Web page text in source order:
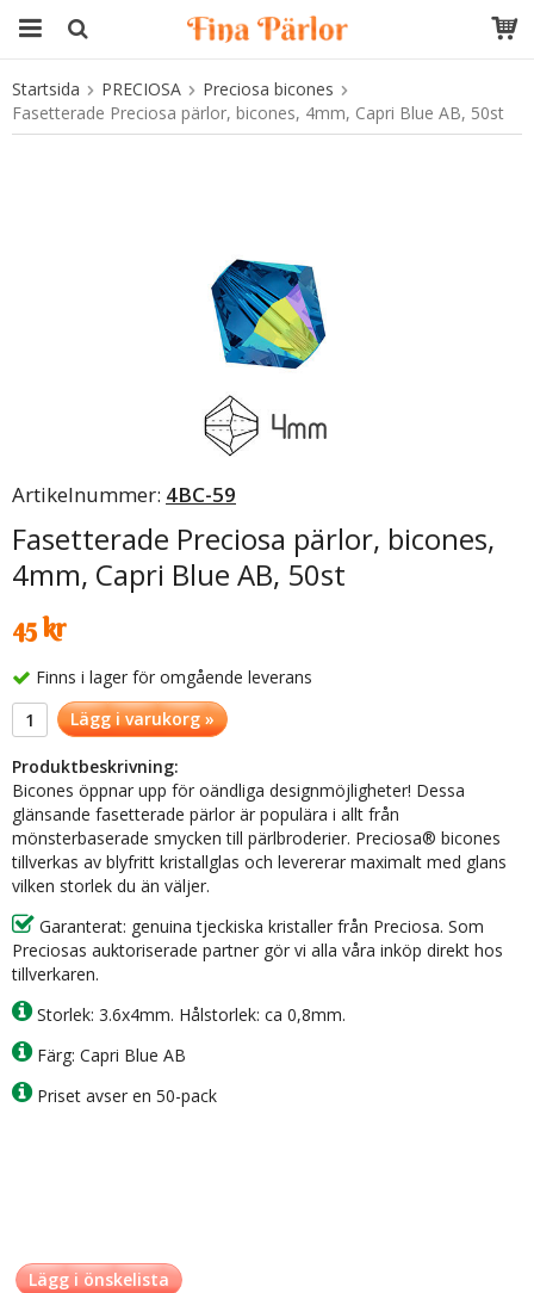
Produkten har blivit tillagd i varukorgen
Startsida PRECIOSA
Preciosa bicones
Fasetterade Preciosa pärlor, bicones, 4mm, Capri Blue AB, 50st
Artikelnummer: 4BC-59
Fasetterade Preciosa pärlor, bicones,
4mm, Capri Blue AB, 50st
45 kr
Finns i lager för omgående leverans
Lägg i varukorg »
Produktbeskrivning:
Bicones öppnar upp för oändliga designmöjligheter! Dessa
glänsande fasetterade pärlor är populära i allt från
mönsterbaserade smycken till pärlbroderier. Preciosa® bicones
tillverkas av blyfritt kristallglas och levererar maximalt med glans
vilken storlek du än väljer.
Garanterat: genuina tjeckiska kristaller från Preciosa. Som
Preciosas auktoriserade partner gör vi alla våra inköp direkt hos
tillverkaren.
Storlek: 3.6x4mm. Hålstorlek: ca 0,8mm.
Färg: Capri Blue AB
Priset avser en 50-pack
Lägg i önskelista